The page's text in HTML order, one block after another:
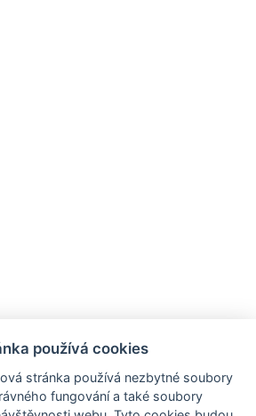
používá cookies
stránka používá nezbytné soubory
fungování a také soubory